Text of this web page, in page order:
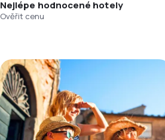
Nejlépe hodnocené hotely
Ověřit cenu